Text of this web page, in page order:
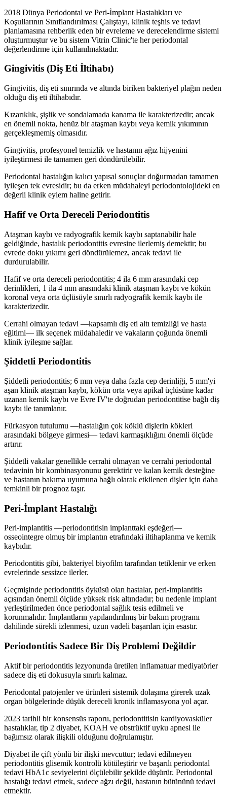
2018 Dünya Periodontal ve Peri-İmplant Hastalıkları ve
Koşullarının Sınıflandırılması Çalıştayı, klinik teşhis ve tedavi
planlamasına rehberlik eden bir evreleme ve derecelendirme sistemi
oluşturmuştur ve bu sistem Vitrin Clinic'te her periodontal
değerlendirme için kullanılmaktadır.
Gingivitis (Diş Eti İltihabı)
Gingivitis, diş eti sınırında ve altında biriken bakteriyel plağın neden
olduğu diş eti iltihabıdır.
Kızarıklık, şişlik ve sondalamada kanama ile karakterizedir; ancak
en önemli nokta, henüz bir ataşman kaybı veya kemik yıkımının
gerçekleşmemiş olmasıdır.
Gingivitis, profesyonel temizlik ve hastanın ağız hijyenini
iyileştirmesi ile tamamen geri döndürülebilir.
Periodontal hastalığın kalıcı yapısal sonuçlar doğurmadan tamamen
iyileşen tek evresidir; bu da erken müdahaleyi periodontolojideki en
değerli klinik eylem haline getirir.
Hafif ve Orta Dereceli Periodontitis
Ataşman kaybı ve radyografik kemik kaybı saptanabilir hale
geldiğinde, hastalık periodontitis evresine ilerlemiş demektir; bu
evrede doku yıkımı geri döndürülemez, ancak tedavi ile
durdurulabilir.
Hafif ve orta dereceli periodontitis; 4 ila 6 mm arasındaki cep
derinlikleri, 1 ila 4 mm arasındaki klinik ataşman kaybı ve kökün
koronal veya orta üçlüsüyle sınırlı radyografik kemik kaybı ile
karakterizedir.
Cerrahi olmayan tedavi —kapsamlı diş eti altı temizliği ve hasta
eğitimi— ilk seçenek müdahaledir ve vakaların çoğunda önemli
klinik iyileşme sağlar.
Şiddetli Periodontitis
Şiddetli periodontitis; 6 mm veya daha fazla cep derinliği, 5 mm'yi
aşan klinik ataşman kaybı, kökün orta veya apikal üçlüsüne kadar
uzanan kemik kaybı ve Evre IV'te doğrudan periodontitise bağlı diş
kaybı ile tanımlanır.
Fürkasyon tutulumu —hastalığın çok köklü dişlerin kökleri
arasındaki bölgeye girmesi— tedavi karmaşıklığını önemli ölçüde
artırır.
Şiddetli vakalar genellikle cerrahi olmayan ve cerrahi periodontal
tedavinin bir kombinasyonunu gerektirir ve kalan kemik desteğine
ve hastanın bakıma uyumuna bağlı olarak etkilenen dişler için daha
temkinli bir prognoz taşır.
Peri-İmplant Hastalığı
Peri-implantitis —periodontitisin implanttaki eşdeğeri—
osseointegre olmuş bir implantın etrafındaki iltihaplanma ve kemik
kaybıdır.
Periodontitis gibi, bakteriyel biyofilm tarafından tetiklenir ve erken
evrelerinde sessizce ilerler.
Geçmişinde periodontitis öyküsü olan hastalar, peri-implantitis
açısından önemli ölçüde yüksek risk altındadır; bu nedenle implant
yerleştirilmeden önce periodontal sağlık tesis edilmeli ve
korunmalıdır. İmplantların yapılandırılmış bir bakım programı
dahilinde sürekli izlenmesi, uzun vadeli başarıları için esastır.
Periodontitis Sadece Bir Diş Problemi Değildir
Aktif bir periodontitis lezyonunda üretilen inflamatuar mediyatörler
sadece diş eti dokusuyla sınırlı kalmaz.
Periodontal patojenler ve ürünleri sistemik dolaşıma girerek uzak
organ bölgelerinde düşük dereceli kronik inflamasyona yol açar.
2023 tarihli bir konsensüs raporu, periodontitisin kardiyovasküler
hastalıklar, tip 2 diyabet, KOAH ve obstrüktif uyku apnesi ile
bağımsız olarak ilişkili olduğunu doğrulamıştır.
Diyabet ile çift yönlü bir ilişki mevcuttur; tedavi edilmeyen
periodontitis glisemik kontrolü kötüleştirir ve başarılı periodontal
tedavi HbA1c seviyelerini ölçülebilir şekilde düşürür. Periodontal
hastalığı tedavi etmek, sadece ağzı değil, hastanın bütününü tedavi
etmektir.